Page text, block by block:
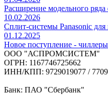
Расширение модельного ряда
10.02.2026
Сплит-системы Panasonic
01.12.2025
Новое поступление -
ООО "АСПРОМСИСТЕМ"
ОГРН: 1167746725662
ИНН/КПП: 9729019077 /
Банк: ПАО "Сбербанк"